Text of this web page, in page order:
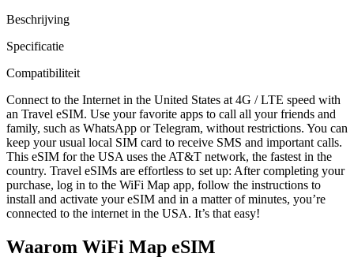
Beschrijving
Specificatie
Compatibiliteit
Connect to the Internet in the United States at 4G / LTE speed with
an Travel eSIM. Use your favorite apps to call all your friends and
family, such as WhatsApp or Telegram, without restrictions. You can
keep your usual local SIM card to receive SMS and important calls.
This eSIM for the USA uses the AT&T network, the fastest in the
country. Travel eSIMs are effortless to set up: After completing your
purchase, log in to the WiFi Map app, follow the instructions to
install and activate your eSIM and in a matter of minutes, you’re
connected to the internet in the USA. It’s that easy!
Waarom WiFi Map eSIM